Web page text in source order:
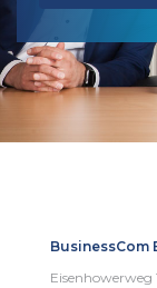
BusinessCom
Eisenhowerweg